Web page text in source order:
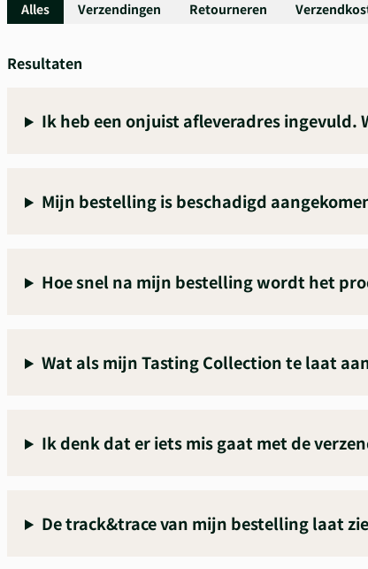
Alles Verzendingen Retourneren
Resultaten
Ik heb een onjuist afleveradres ingevuld.
Mijn bestelling is beschadigd
Hoe snel na mijn bestelling wordt het
Wat als mijn Tasting Collection te laat
Ik denk dat er iets mis gaat met de
De track&trace van mijn bestelling laat